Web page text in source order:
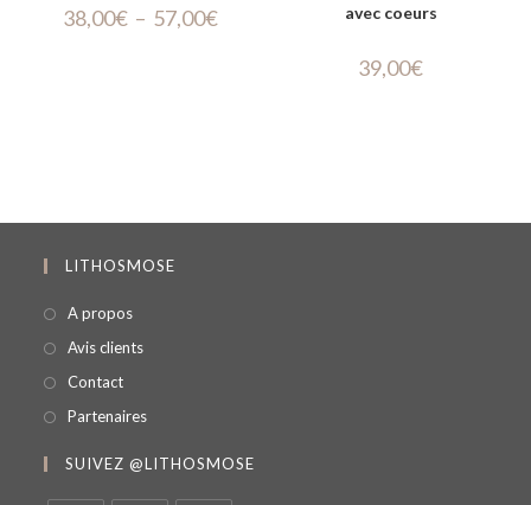
38,00€ – 57,00€
avec coeurs
39,00€
LITHOSMOSE
A propos
Avis clients
Contact
Partenaires
SUIVEZ @LITHOSMOSE